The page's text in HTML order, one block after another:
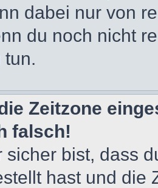
dabei nur von
du noch nicht
tun.
Zeitzone
falsch!
sicher bist, dass
hast und die